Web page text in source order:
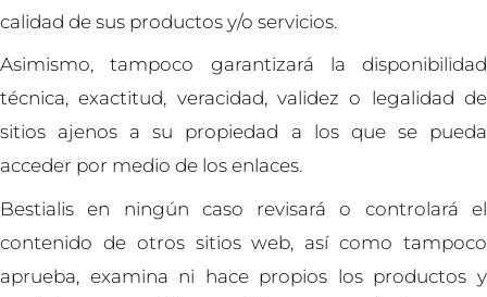
calidad de sus productos y/o servicios.
Asimismo, tampoco garantizará la disponibilidad
técnica, exactitud, veracidad, validez o legalidad de
sitios ajenos a su propiedad a los que se pueda
acceder por medio de los enlaces.
Bestialis en ningún caso revisará o controlará el
contenido de otros sitios web, así como tampoco
aprueba, examina ni hace propios los productos y